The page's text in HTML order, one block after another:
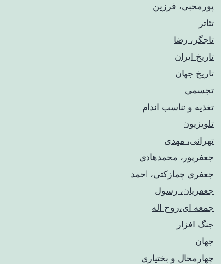
پورمحبی، فرزین
تئاتر
تاجگر، رضا
تاریخ ایران
تاریخ جهان
تجسمی
تغذیه و تناسب اندام
تلویزیون
تهرانی، مهدی
جعفرپور، محمدهادی
جعفری چمازکتی، احمد
جعفریان، رسول
جمعه ای،روح اله
جنگ افزار
جهان
چهارمحال و بختیاری